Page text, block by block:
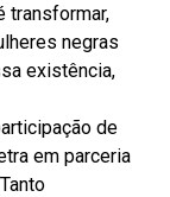
transformar,
negras
existência,
de
em parceria